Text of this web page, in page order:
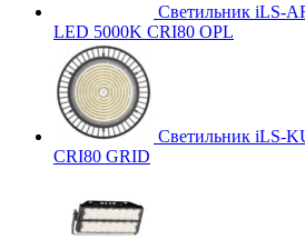
Светильник iLS-
LED 5000K CRI80 OPL
Светильник iLS-
CRI80 GRID